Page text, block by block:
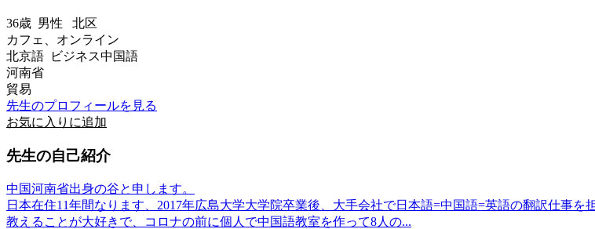
36歳 男性 北区
カフェ、オンライン
北京語 ビジネス中国語
河南省
貿易
先生のプロフィールを見る
お気に入りに追加
先生の自己紹介
中国河南省出身の谷と申します。
日本在住11年間なります、2017年広島大学大学院卒業後、大手会社で日本語=中国語=英語の翻訳仕事を
教えることが大好きで、コロナの前に個人で中国語教室を作って8人の...